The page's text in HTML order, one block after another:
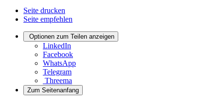
Seite drucken
Seite empfehlen
Optionen zum Teilen anzeigen
LinkedIn
Facebook
WhatsApp
Telegram
Threema
Zum Seitenanfang